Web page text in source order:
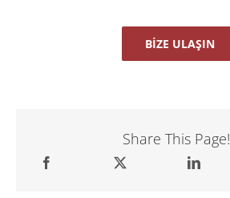
BIZE ULAŞIN
Share This Page!